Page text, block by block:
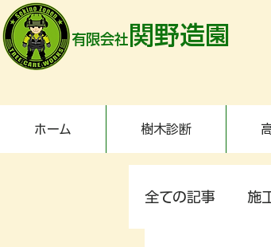
有限会社 関野造園
ホーム 樹木診断
全ての記事 施